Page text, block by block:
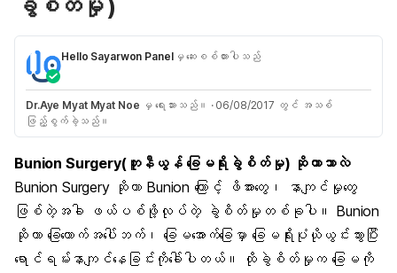
ခွဲစိတ်မှု )
Hello Sayarwon Panelမှ ဆေးစစ်ထားပါသည်
Dr.Aye Myat Myat Noe မှ ရေးသားသည်။ · 06/08/2017 တွင် အသစ်
ဖြည့်စွက်ခဲ့သည်။
Bunion Surgery(ဘူနီယွန် ခြေမရိုးခွဲစိတ်မှု) ဆိုတာဘာလဲ
Bunion Surgery ဆိုတာ Bunion ကြောင့် ဖိအားတွေ၊ နာကျင်မှုတွေ
ဖြစ်တဲ့အခါ ဖယ်ပစ်ဖို့လုပ်တဲ့ ခွဲစိတ်မှုတစ်ခုပါ။ Bunion
ဆိုတာ ခြေထောက်အပေါ်ဘက်၊ ခြေမအောက်ခြေမှာ ခြေမရိုးပုံယိုယွင်းသွားပြီး
ရောင်ရမ်းနာကျင်နေခြင်းကိုခေါ်ပါတယ်။ ထိုခွဲစိတ်မှုက ခြေမကို